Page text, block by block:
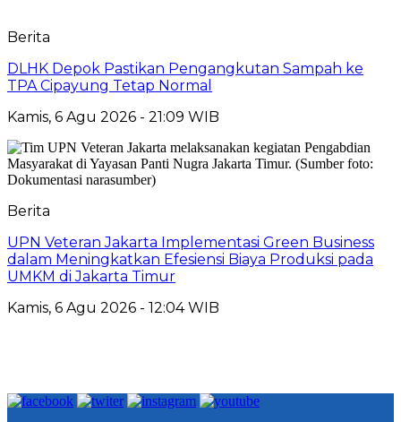
Berita
DLHK Depok Pastikan Pengangkutan Sampah ke
TPA Cipayung Tetap Normal
Kamis, 6 Agu 2026 - 21:09 WIB
Berita
UPN Veteran Jakarta Implementasi Green Business
dalam Meningkatkan Efesiensi Biaya Produksi pada
UMKM di Jakarta Timur
Kamis, 6 Agu 2026 - 12:04 WIB